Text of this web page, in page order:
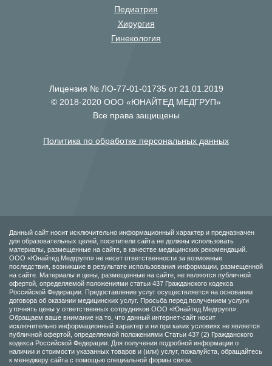
Педиатрия
Хирургия
Гинекология
Лицензия № ЛО-77-01-01735 от 21.01.2019
© 2018-2020 ООО «ЮНАЙТЕД МЕДГРУП»
Все права защищены
Политика по обработке персональных данных
Данный сайт носит исключительно информационный характер и предназначен
для образовательных целей, посетители сайта не должны использовать
материалы, размещенные на сайте, в качестве медицинских рекомендаций.
ООО «Юнайтед Медгрупп» не несет ответственности за возможные
последствия, возникшие в результате использования информации, размещенной
на сайте. Материалы и цены, размещенные на сайте, не являются публичной
офертой, определяемой положениями статьи 437 Гражданского кодекса
Российской Федерации. Предоставление услуг осуществляется на основании
договора об оказании медицинских услуг. Просьба перед получением услуги
уточнять цены у ответственных сотрудников ООО «Юнайтед Медгрупп».
Обращаем ваше внимание на то, что данный интернет-сайт носит
исключительно информационный характер и ни при каких условиях не является
публичной офертой, определяемой положениями Статьи 437 (2) Гражданского
кодекса Российской Федерации. Для получения подробной информации о
наличии и стоимости указанных товаров и (или) услуг, пожалуйста, обращайтесь
к менеджеру сайта с помощью специальной формы связи.